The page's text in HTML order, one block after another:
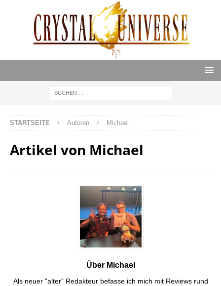
STARTSEITE Autoren Michael
Artikel von Michael
Über Michael
Als neuer "alter" Redakteur befasse ich mich mit Reviews rund